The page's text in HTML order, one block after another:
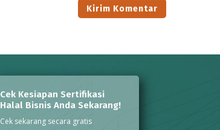
Cek Kesiapan Sertifikasi
Halal Bisnis Anda Sekarang!
Cek sekarang secara gratis